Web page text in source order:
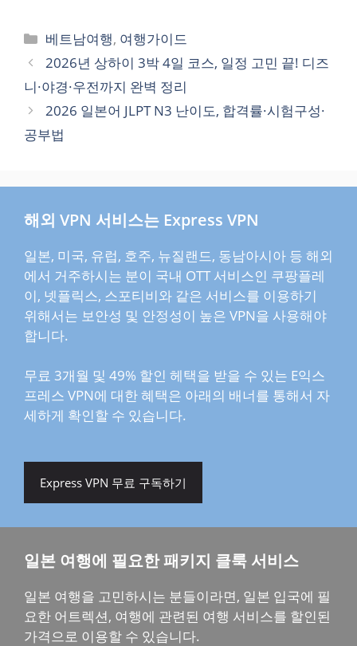
카
테
리
베트남여행, 여행가이드
2026년 상하이 3박 4일 코스, 일정 고민 끝! 디즈
니·야경·우전까지 완벽 정리
2026 일본어 JLPT N3 난이도, 합격률·시험구성·
공부법
해외 VPN 서비스는 Express VPN
일본, 미국, 유럽, 호주, 뉴질랜드, 동남아시아 등 해외
에서 거주하시는 분이 국내 OTT 서비스인 쿠팡플레
이, 넷플릭스, 스포티비와 같은 서비스를 이용하기
위해서는 보안성 및 안정성이 높은 VPN을 사용해야
합니다.
무료 3개월 및 49% 할인 헤택을 받을 수 있는 E익스
프레스 VPN에 대한 혜택은 아래의 배너를 통해서 자
세하게 확인할 수 있습니다.
Express VPN 무료 구독하기
일본 여행에 필요한 패키지 클룩 서비스
일본 여행을 고민하시는 분들이라면, 일본 입국에 필
요한 어트렉션, 여행에 관련된 여행 서비스를 할인된
가격으로 이용할 수 있습니다.